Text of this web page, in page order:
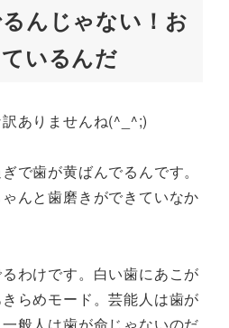
んじゃない！お
いるんだ
ありませんね(^_^;)
で歯が黄ばんでるんです。
んと歯磨きができていなか
わけです。白い歯にあこが
らめモード。芸能人は歯が